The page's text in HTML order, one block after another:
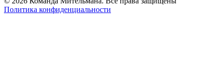
Политика конфиденциальности